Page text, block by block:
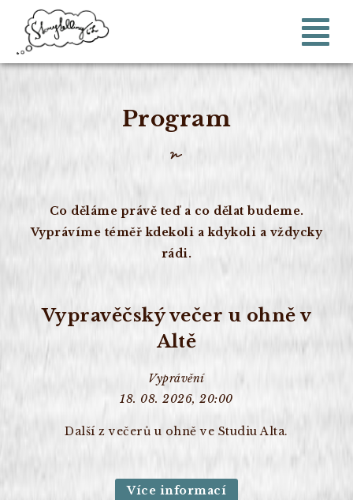
Program
Co děláme právě teď a co dělat budeme.
Vyprávíme téměř kdekoli a kdykoli a vždycky
rádi.
Vypravěčský večer u ohně v
Altě
Vyprávění
18. 08. 2026, 20:00
Další z večerů u ohně ve Studiu Alta.
Více informací